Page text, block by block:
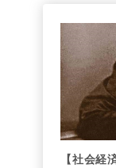
【社会経